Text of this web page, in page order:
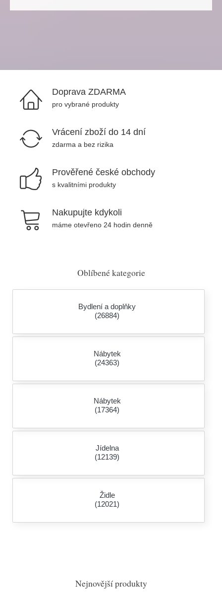
Doprava ZDARMA
pro vybrané produkty
Vrácení zboží do 14 dní
zdarma a bez rizika
Prověřené české obchody
s kvalitními produkty
Nakupujte kdykoli
máme otevřeno 24 hodin denně
Oblíbené kategorie
Bydlení a doplňky
(26884)
Nábytek
(24363)
Nábytek
(17364)
Jídelna
(12139)
Židle
(12021)
Nejnovější produkty